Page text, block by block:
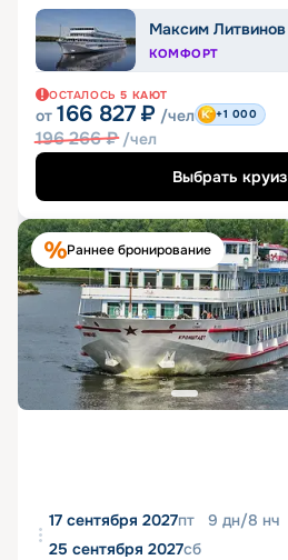
Максим Литвинов
КОМФОРТ
ОСТАЛОСЬ 5 КАЮТ
от 166 827 ₽ /чел
196 266₽ /чел
+1 000
Выбрать круиз
Раннее бронирование
17 сентября 2027пт 9 дн/8 нч
25 сентября 2027сб